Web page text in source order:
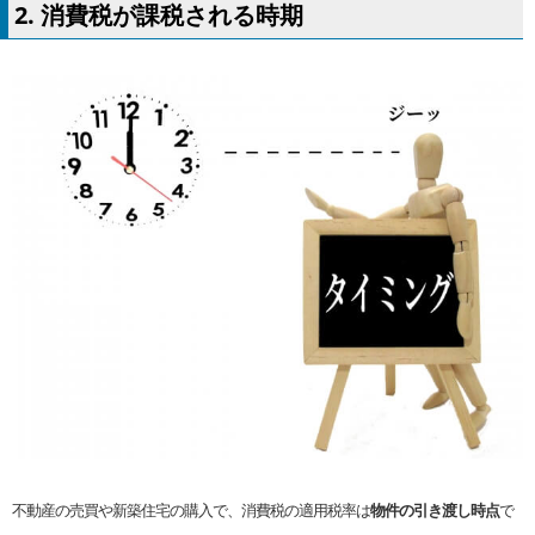
2. 消費税が課税される時期
不動産の売買や新築住宅の購入で、消費税の適用税率は物件の引き渡し時点で